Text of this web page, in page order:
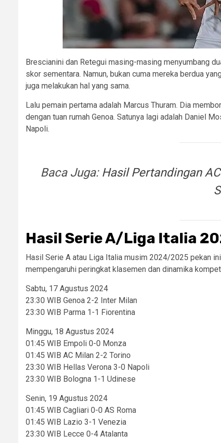
Brescianini dan Retegui masing-masing menyumbang
skor sementara. Namun, bukan cuma mereka berdua
juga melakukan hal yang sama.
Lalu pemain pertama adalah Marcus Thuram. Dia
dengan tuan rumah Genoa. Satunya lagi adalah Daniel
Napoli.
Baca Juga: Hasil Pertandingan
Hasil Serie A/Liga Italia
Hasil Serie A atau Liga Italia musim 2024/2025 pekan
mempengaruhi peringkat klasemen dan dinamika
Sabtu, 17 Agustus 2024
23:30 WIB Genoa 2-2 Inter Milan
23:30 WIB Parma 1-1 Fiorentina
Minggu, 18 Agustus 2024
01:45 WIB Empoli 0-0 Monza
01:45 WIB AC Milan 2-2 Torino
23:30 WIB Hellas Verona 3-0 Napoli
23:30 WIB Bologna 1-1 Udinese
Senin, 19 Agustus 2024
01:45 WIB Cagliari 0-0 AS Roma
01:45 WIB Lazio 3-1 Venezia
23:30 WIB Lecce 0-4 Atalanta